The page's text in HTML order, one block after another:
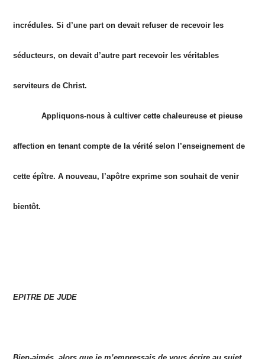
incrédules. Si d’une part on devait refuser de recevoir les
séducteurs, on devait d’autre part recevoir les véritables
serviteurs de Christ.
Appliquons-nous à cultiver cette chaleureuse et pieuse
affection en tenant compte de la vérité selon l’enseignement de
cette épître. A nouveau, l’apôtre exprime son souhait de venir
bientôt.
EPITRE DE JUDE
Bien-aimés, alors que je m’empressais de vous écrire au sujet